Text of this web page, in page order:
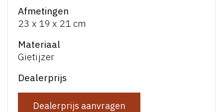
Afmetingen
23 x 19 x 21 cm
Materiaal
Gietijzer
Dealerprijs
Dealerprijs aanvragen